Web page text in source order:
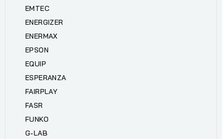
EMTEC
ENERGIZER
ENERMAX
EPSON
EQUIP
ESPERANZA
FAIRPLAY
FASR
FUNKO
G-LAB